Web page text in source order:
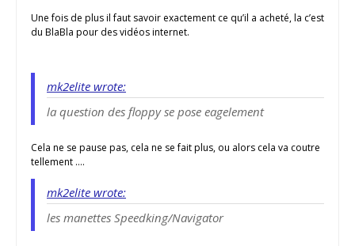
Une fois de plus il faut savoir exactement ce qu’il a acheté, la c’est
du BlaBla pour des vidéos internet.
mk2elite wrote:
la question des floppy se pose eagelement
Cela ne se pause pas, cela ne se fait plus, ou alors cela va coutre
tellement ….
mk2elite wrote:
les manettes Speedking/Navigator